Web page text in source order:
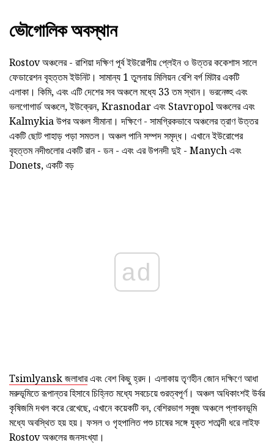
ভৌগোলিক অবস্থান
Rostov অঞ্চলের - রাশিয়া দক্ষিণ পূর্ব ইউরোপীয় প্লেইন ও উত্তর ককেশাস সালে
ফেডারেশন বৃহত্তম ইউনিট। সামান্য 1 তুলনায় মিলিয়ন বেশি বর্গ মিটার একটি
এলাকা। কিমি, এবং এটি দেশের সব অঞ্চলে মধ্যে 33 তম স্থান। ভরনেজ্হ এবং
ভলগোগার্ড অঞ্চলে, ইউক্রেন, Krasnodar এবং Stavropol অঞ্চলের এবং
Kalmykia উপর অঞ্চল সীমানা। দক্ষিণে - সামগ্রিকভাবে অঞ্চলের ত্রাণ উত্তর
একটি ছোট পাহাড় পড়া সমতল। অঞ্চল পানি সম্পদ সমৃদ্ধ। এখানে ইউরোপের
বৃহত্তম নদীগুলোর একটি রান - ডন - এবং এর উপনদী দুই - Manych এবং
Donets, একটি বড়
ad
Tsimlyansk জলাধারএবং বেশ কিছু হ্রদ। এলাকায় তৃণহীন জোন দক্ষিণে আধা
মরুভূমিতে রূপান্তর হিসাবে চিহ্নিত মধ্যে সবচেয়ে গুরত্বপূর্ণ। অঞ্চল অধিকাংশই উর্বর
কৃষিজমি দখল করে রেখেছে, এখানে কয়েকটি বন, বেশিরভাগ সবুজ অঞ্চলে প্লাবনভূমি
মধ্যে অবস্থিত হয় হয়। ফসল ও গৃহপালিত পশু চাষের সঙ্গে যুক্ত শতাব্দী ধরে লাইফ
Rostov অঞ্চলের জনসংখ্যা।